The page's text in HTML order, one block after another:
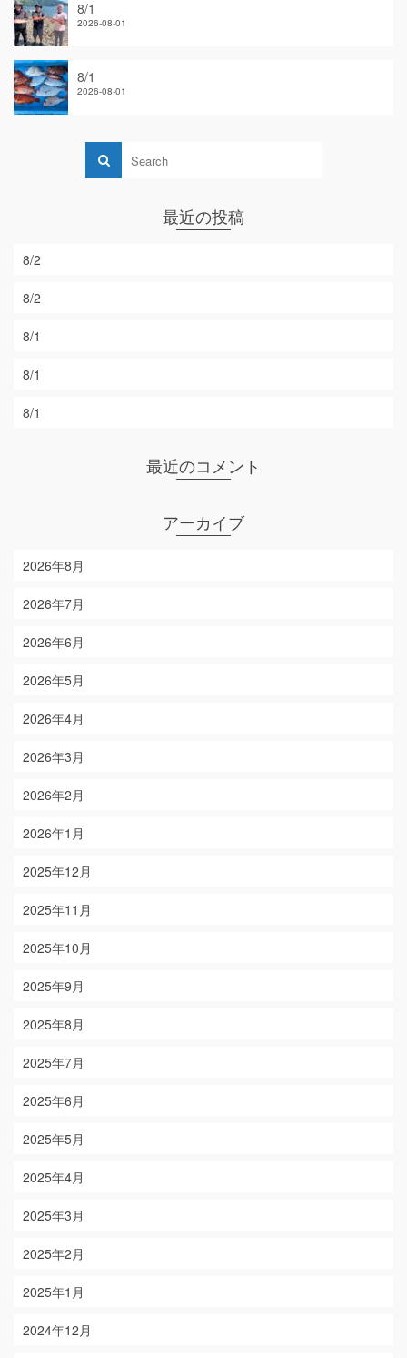
8/1
2026-08-01
8/1
2026-08-01
最近の投稿
8/2
8/2
8/1
8/1
8/1
最近のコメント
アーカイブ
2026年8月
2026年7月
2026年6月
2026年5月
2026年4月
2026年3月
2026年2月
2026年1月
2025年12月
2025年11月
2025年10月
2025年9月
2025年8月
2025年7月
2025年6月
2025年5月
2025年4月
2025年3月
2025年2月
2025年1月
2024年12月